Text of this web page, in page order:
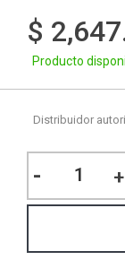
$
Producto
Distribuidor
- +